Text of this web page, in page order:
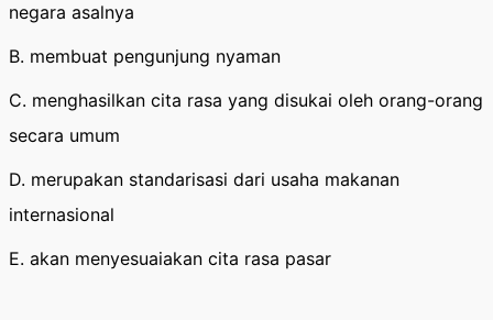
negara asalnya
B. membuat pengunjung nyaman
C. menghasilkan cita rasa yang disukai oleh orang-orang
secara umum
D. merupakan standarisasi dari usaha makanan
internasional
E. akan menyesuaiakan cita rasa pasar